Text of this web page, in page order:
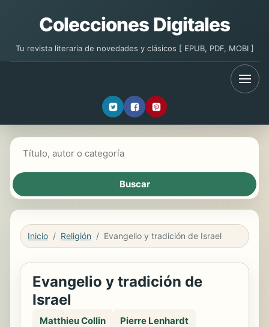
Colecciones Digitales
Tu revista literaria de novedades y clásicos [ EPUB, PDF, MOBI ]
Inicio Religión Evangelio y tradición de Israel
Evangelio y tradición de
Israel
Matthieu Collin Pierre Lenhardt